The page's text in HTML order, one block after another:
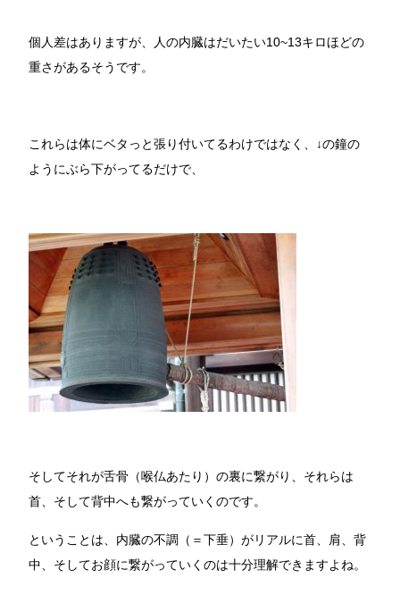
個人差はありますが、人の内臓はだいたい10~13キロほどの
重さがあるそうです。
これらは体にベタっと張り付いてるわけではなく、↓の鐘の
ようにぶら下がってるだけで、
そしてそれが舌骨（喉仏あたり）の裏に繋がり、それらは
首、そして背中へも繋がっていくのです。
ということは、内臓の不調（＝下垂）がリアルに首、肩、背
中、そしてお顔に繋がっていくのは十分理解できますよね。